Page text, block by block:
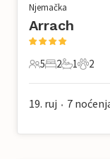
Njemačka
Arrach
5 Gosti
5
2 Spavaće sobe
2
1
1
2
2
19. ruj • 7